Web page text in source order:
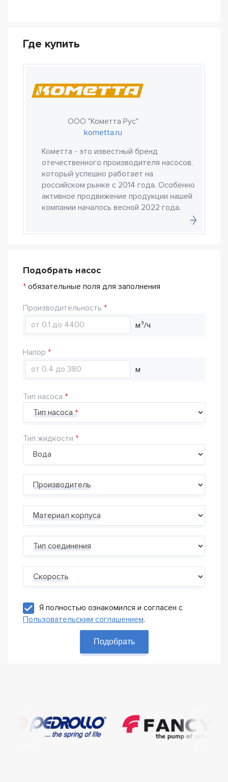
Где купить
ООО "Кометта Рус"
kometta.ru
Кометта - это известный бренд
отечественного производителя насосов,
который успешно работает на
российском рынке с 2014 года. Особенно
активное продвижение продукции нашей
компании началось весной 2022 года.
Подобрать насос
* обязательные поля для заполнения
Производительность
м³/ч
Напор
м
Тип насоса
Тип насоса
Тип жидкости
Производитель
Материал корпуса
Тип соединения
Скорость
Я полностью ознакомился и согласен с
Пользовательским соглашением.
Подобрать